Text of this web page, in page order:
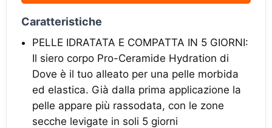
Caratteristiche
PELLE IDRATATA E COMPATTA IN 5 GIORNI:
Il siero corpo Pro-Ceramide Hydration di
Dove è il tuo alleato per una pelle morbida
ed elastica. Già dalla prima applicazione la
pelle appare più rassodata, con le zone
secche levigate in soli 5 giorni